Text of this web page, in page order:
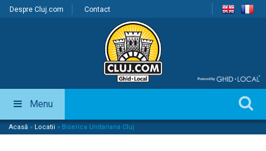
Despre Cluj.com Contact
Menu
Acasă » Locatii » Biserica Unitariana Cluj